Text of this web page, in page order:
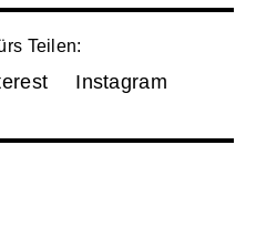
Teilen:
Instagram